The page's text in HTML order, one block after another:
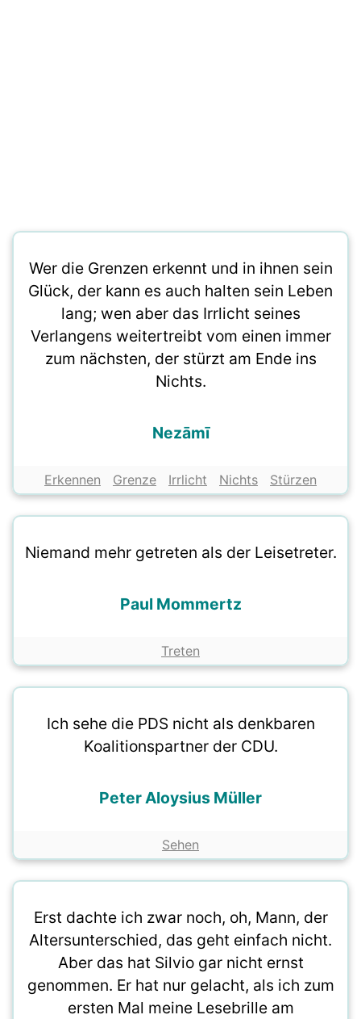
Wer die Grenzen erkennt und in ihnen sein
Glück, der kann es auch halten sein Leben
lang; wen aber das Irrlicht seines
Verlangens weitertreibt vom einen immer
zum nächsten, der stürzt am Ende ins
Nichts.
Nezāmī
Erkennen Grenze Irrlicht Nichts Stürzen
Niemand mehr getreten als der Leisetreter.
Paul Mommertz
Treten
Ich sehe die PDS nicht als denkbaren
Koalitionspartner der CDU.
Peter Aloysius Müller
Sehen
Erst dachte ich zwar noch, oh, Mann, der
Altersunterschied, das geht einfach nicht.
Aber das hat Silvio gar nicht ernst
genommen. Er hat nur gelacht, als ich zum
ersten Mal meine Lesebrille am